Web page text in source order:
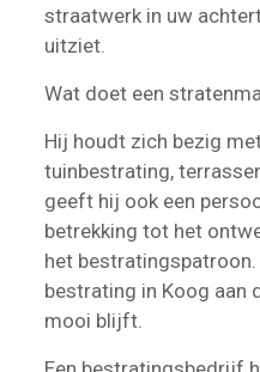
straatwerk in uw
uitziet.
Wat doet een
Hij houdt zich bezig
tuinbestrating,
geeft hij ook een
betrekking tot het
het
bestrating in Koog aan
mooi blijft.